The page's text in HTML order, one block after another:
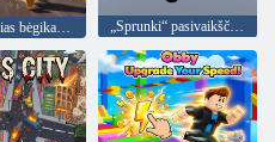
Aukščiausias bėgikas kelyje „Sprunki“ pasivaikščiojimas 3d